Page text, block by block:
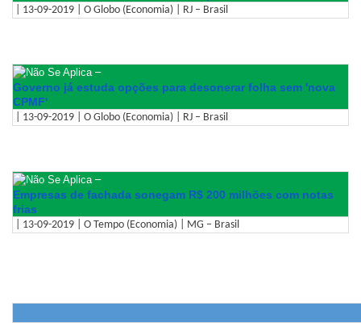
| 13-09-2019 | O Globo (Economia) | RJ – Brasil
–
Governo já estuda opções para desonerar folha sem 'nova
CPMF'
| 13-09-2019 | O Globo (Economia) | RJ – Brasil
–
Empresas de fachada sonegam R$ 200 milhões com notas
frias
| 13-09-2019 | O Tempo (Economia) | MG – Brasil